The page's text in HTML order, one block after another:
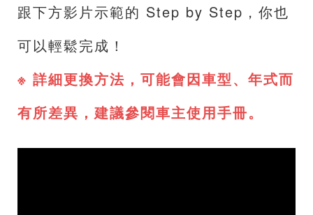
跟下方影片示範的 Step by Step，你也
可以輕鬆完成！
※ 詳細更換方法，可能會因車型、年式而
有所差異，建議參閱車主使用手冊。